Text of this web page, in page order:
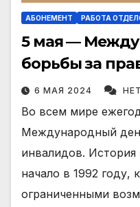
АБОНЕМЕНТ РАБОТА
5 мая —
борьбы за
6 МАЯ 2024
Во всем мире
Международный
инвалидов. История
начало в 1992 году,
ограниченными